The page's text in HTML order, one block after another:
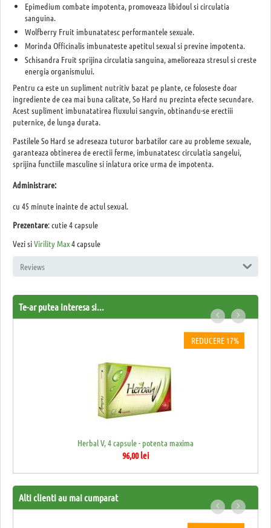
Epimedium combate impotenta, promoveaza libidoul si circulatia
sanguina.
Wolfberry Fruit imbunatatesc performantele sexuale.
Morinda Officinalis imbunateste apetitul sexual si previne impotenta.
Schisandra Fruit sprijina circulatia sanguina, amelioreaza stresul si creste
energia organismului.
Pentru ca este un supliment nutritiv bazat pe plante, ce foloseste doar
ingrediente de cea mai buna calitate, So Hard nu prezinta efecte secundare.
Acest supliment imbunatatirea fluxului sangvin, obtinandu-se erectiii
puternice, de lunga durata.
Pastilele So Hard se adreseaza tuturor barbatilor care au probleme sexuale,
garanteaza obtinerea de erectii ferme, imbunatatesc circulatia sangelui,
sprijina functiile masculine si inlatura orice urma de impotenta.
Administrare:
cu 45 minute inainte de actul sexual.
Prezentare: cutie 4 capsule
Vezi siVirility Max4 capsule
Reviews
Te-ar putea interesa si...
REDUCERE 17%
Herbal V, 4 capsule - potenta maxima
96,00 lei
Alti clienti au mai cumparat